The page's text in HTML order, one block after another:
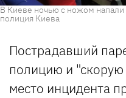
В Киеве ночью с ножом
полиция Киева
Пострадавший
полицию и
место инцидента